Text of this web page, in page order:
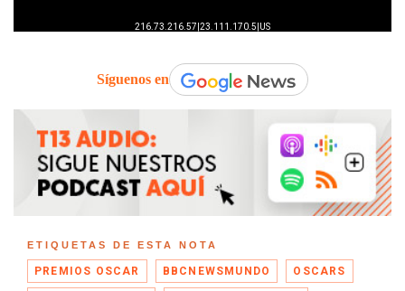
Síguenos en
ETIQUETAS DE ESTA NOTA
PREMIOS OSCAR BBCNEWSMUNDO OSCARS